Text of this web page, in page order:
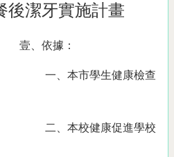
後潔牙實施計畫
：
學生健康檢查
校健康促進學校